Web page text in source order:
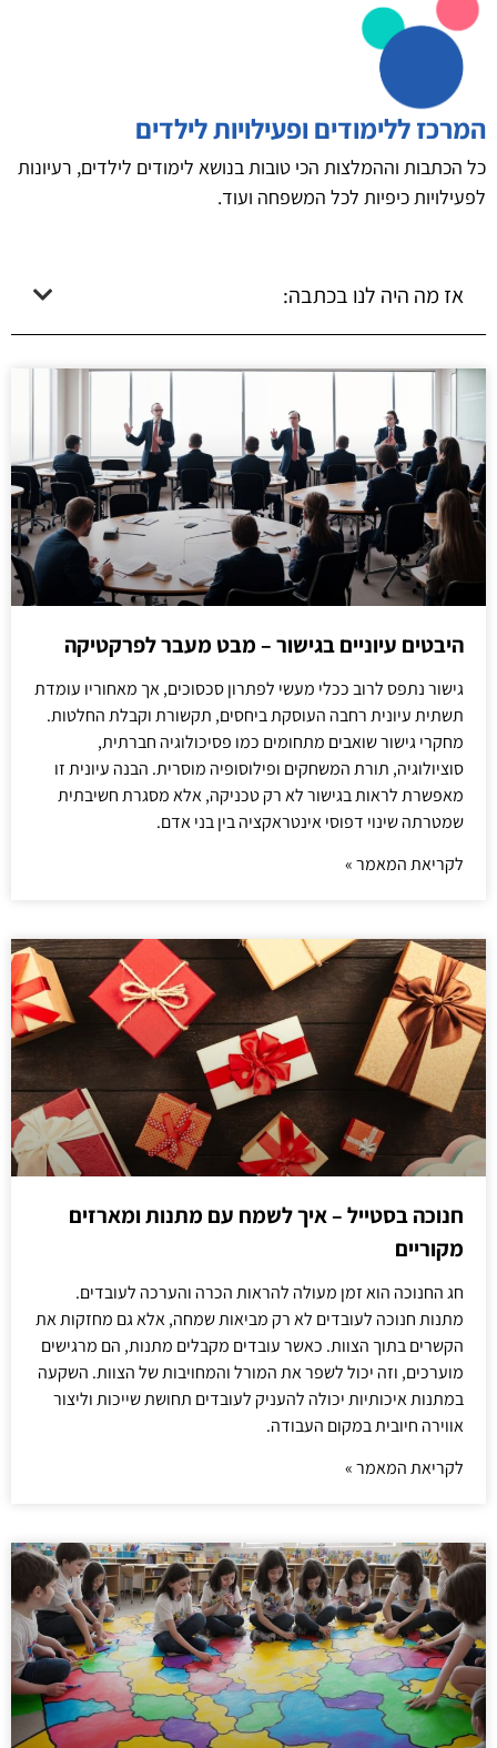
המרכז ללימודים ופעילויות לילדים
כל הכתבות וההמלצות הכי טובות בנושא לימודים לילדים, רעיונות
לפעילויות כיפיות לכל המשפחה ועוד.
אז מה היה לנו בכתבה:
היבטים עיוניים בגישור – מבט מעבר לפרקטיקה
גישור נתפס לרוב ככלי מעשי לפתרון סכסוכים, אך מאחוריו עומדת
תשתית עיונית רחבה העוסקת ביחסים, תקשורת וקבלת החלטות.
מחקרי גישור שואבים מתחומים כמו פסיכולוגיה חברתית,
סוציולוגיה, תורת המשחקים ופילוסופיה מוסרית. הבנה עיונית זו
מאפשרת לראות בגישור לא רק טכניקה, אלא מסגרת חשיבתית
שמטרתה שינוי דפוסי אינטראקציה בין בני אדם.
לקריאת המאמר »
חנוכה בסטייל – איך לשמח עם מתנות ומארזים
מקוריים
חג החנוכה הוא זמן מעולה להראות הכרה והערכה לעובדים.
מתנות חנוכה לעובדים לא רק מביאות שמחה, אלא גם מחזקות את
הקשרים בתוך הצוות. כאשר עובדים מקבלים מתנות, הם מרגישים
מוערכים, וזה יכול לשפר את המורל והמחויבות של הצוות. השקעה
במתנות איכותיות יכולה להעניק לעובדים תחושת שייכות וליצור
אווירה חיובית במקום העבודה.
לקריאת המאמר »